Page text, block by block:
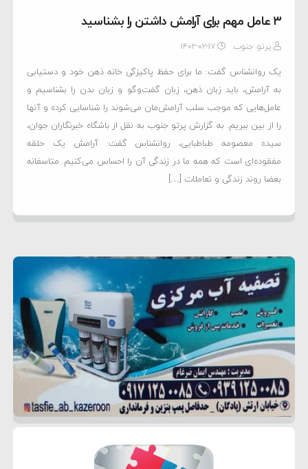
۳ عامل مهم برای آرامش داشتن را بشناسید
پرتو جنوب ۱۴۰۲-۰۲-۱۷
یک روانشناس گفت: ما برای حفظ پاکیزگی خانه ذهن خود و دستیابی
به آرامش، باید زبان ذهن، زبان گفت‌وگو و زبان بدن را بشناسیم و
عامل‌هایی که موجب سلب آرامش‌مان می‌شوند را شناسایی کرده و آنها
را از بین ببریم. به گزارش پرتو جنوب به نقل از باشگاه خبرنگاران جوان،
سیده معصومه طباطبایی، روانشناس گفت: آرامش یک حلقه
مفقوده‌ای است که همه ما در زندگی آن را احساس می‌کنیم. متاسفانه
بعضا روند زندگی و تعاملات […]